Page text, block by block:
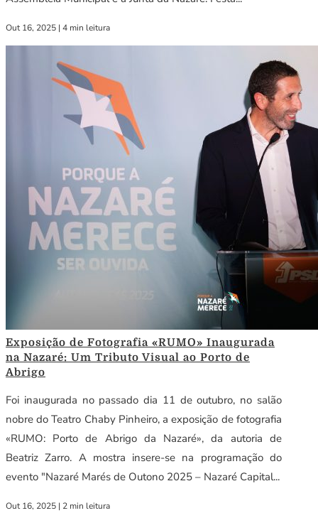
Out 16, 2025 | 4 min leitura
Exposição de Fotografia «RUMO» Inaugurada
na Nazaré: Um Tributo Visual ao Porto de
Abrigo
Foi inaugurada no passado dia 11 de outubro, no salão
nobre do Teatro Chaby Pinheiro, a exposição de fotografia
«RUMO: Porto de Abrigo da Nazaré», da autoria de
Beatriz Zarro. A mostra insere-se na programação do
evento "Nazaré Marés de Outono 2025 – Nazaré Capital...
Out 16, 2025 | 2 min leitura